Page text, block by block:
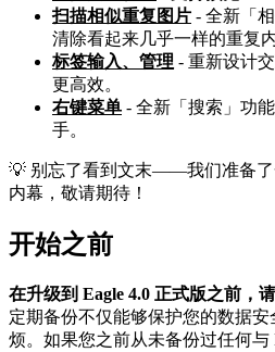
扫描相似重复图片 - 全新「
清除看起来几乎一样的重复内
标签输入、管理 - 重新设计
更高效。
右键菜单 - 全新「搜索」功
手。
💡 别忘了看到文末——我们准备了
内幕，敬请期待！
开始之前
在升级到 Eagle 4.0 正式版之前，
定期备份不仅能够保护您的数据
烦。如果您之前从未备份过任何与